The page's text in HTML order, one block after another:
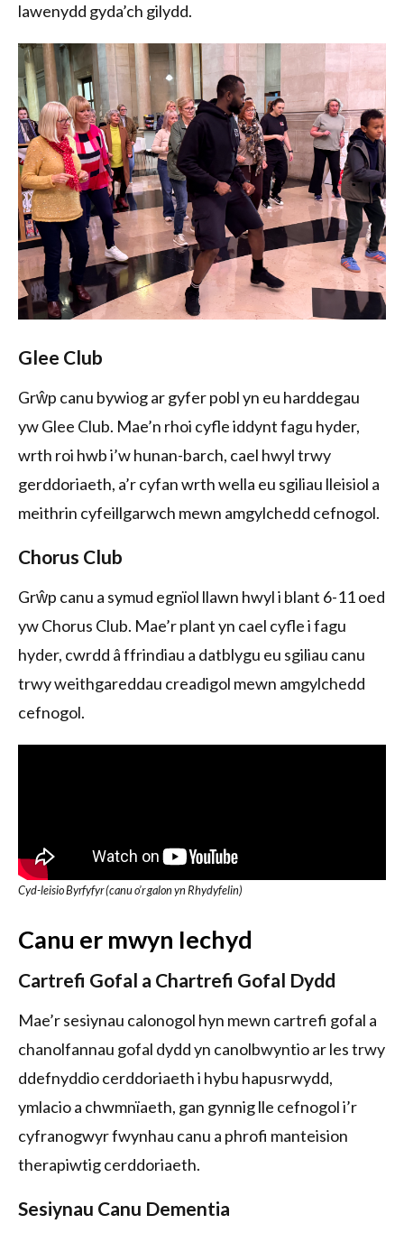
lawenydd gyda’ch gilydd.
Glee Club
Grŵp canu bywiog ar gyfer pobl yn eu harddegau
yw Glee Club. Mae’n rhoi cyfle iddynt fagu hyder,
wrth roi hwb i’w hunan-barch, cael hwyl trwy
gerddoriaeth, a’r cyfan wrth wella eu sgiliau lleisiol a
meithrin cyfeillgarwch mewn amgylchedd cefnogol.
Chorus Club
Grŵp canu a symud egnïol llawn hwyl i blant 6-11 oed
yw Chorus Club. Mae’r plant yn cael cyfle i fagu
hyder, cwrdd â ffrindiau a datblygu eu sgiliau canu
trwy weithgareddau creadigol mewn amgylchedd
cefnogol.
Cyd-leisio Byrfyfyr (canu o’r galon yn Rhydyfelin)
Canu er mwyn Iechyd
Cartrefi Gofal a Chartrefi Gofal Dydd
Mae’r sesiynau calonogol hyn mewn cartrefi gofal a
chanolfannau gofal dydd yn canolbwyntio ar les trwy
ddefnyddio cerddoriaeth i hybu hapusrwydd,
ymlacio a chwmnïaeth, gan gynnig lle cefnogol i’r
cyfranogwyr fwynhau canu a phrofi manteision
therapiwtig cerddoriaeth.
Sesiynau Canu Dementia